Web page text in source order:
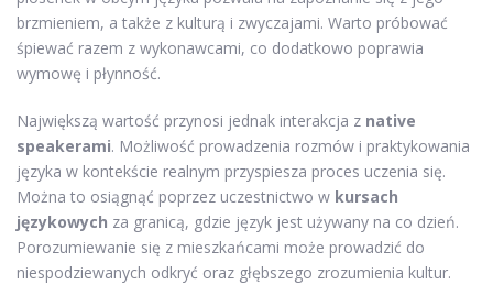
brzmieniem, a także z kulturą i zwyczajami. Warto próbować
śpiewać razem z wykonawcami, co dodatkowo poprawia
wymowę i płynność.
Największą wartość przynosi jednak interakcja z native
speakerami. Możliwość prowadzenia rozmów i praktykowania
języka w kontekście realnym przyspiesza proces uczenia się.
Można to osiągnąć poprzez uczestnictwo w kursach
językowych za granicą, gdzie język jest używany na co dzień.
Porozumiewanie się z mieszkańcami może prowadzić do
niespodziewanych odkryć oraz głębszego zrozumienia kultur.